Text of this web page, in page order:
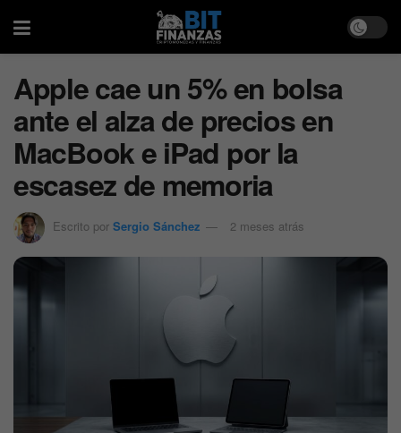
Apple cae un 5% en bolsa
ante el alza de precios en
MacBook e iPad por la
escasez de memoria
Escrito por Sergio Sánchez 2 meses atrás